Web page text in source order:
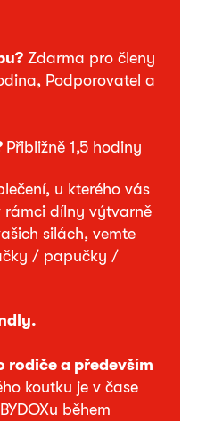
Zdarma pro členy
Podporovatel a
Přibližně 1,5 hodiny
u kterého vás
rámci dílny výtvarně
silách, vemte
/ papučky /
rodiče a především
koutku je v čase
během